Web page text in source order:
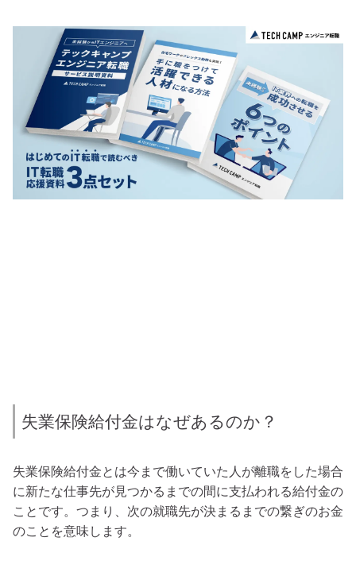
失業保険給付金はなぜあるのか？
失業保険給付金とは今まで働いていた人が離職をした場合
に新たな仕事先が見つかるまでの間に支払われる給付金の
ことです。つまり、次の就職先が決まるまでの繋ぎのお金
のことを意味します。